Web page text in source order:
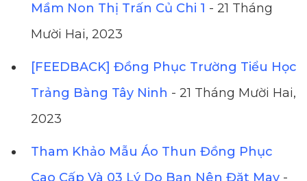
Mầm Non Thị Trấn Củ Chi 1 - 21 Tháng
Mười Hai, 2023
[FEEDBACK] Đồng Phục Trường Tiểu Học
Trảng Bàng Tây Ninh - 21 Tháng Mười Hai,
2023
Tham Khảo Mẫu Áo Thun Đồng Phục
Cao Cấp Và 03 Lý Do Bạn Nên Đặt May -